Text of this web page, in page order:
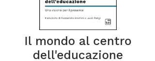
Il mondo al centro
dell'educazione